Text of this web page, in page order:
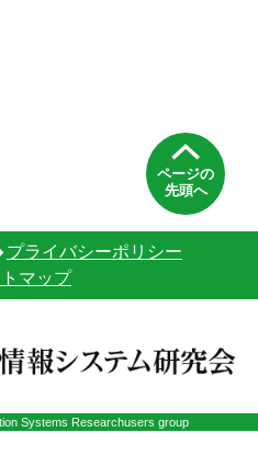
ページの
先頭へ
プライバシーポリシー
マップ
Systems Researchusers group